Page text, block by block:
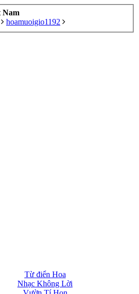
Nam
hoamuoigio1192
Từ điển Hoa
Nhạc Không Lời